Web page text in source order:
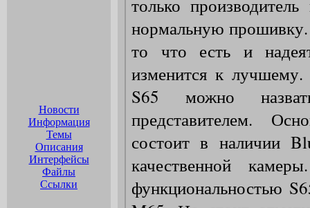
Новости
Информация
Темы
Описания
Интерфейсы
Файлы
Ссылки